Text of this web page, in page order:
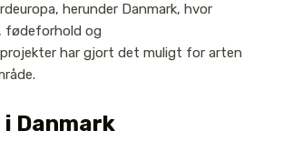
herunder Danmark, hvor
fødeforhold og
har gjort det muligt for arten
i Danmark